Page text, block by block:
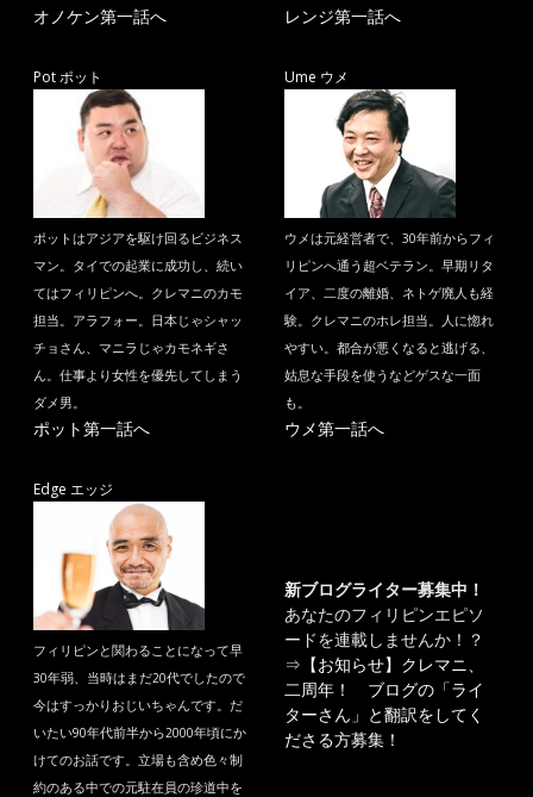
オノケン第一話へ レンジ第一話へ
Pot ポット
ポットはアジアを駆け回るビジネス
マン。タイでの起業に成功し、続い
てはフィリピンへ。クレマニのカモ
担当。アラフォー。日本じゃシャッ
チョさん、マニラじゃカモネギさ
ん。仕事より女性を優先してしまう
ダメ男。
ポット第一話へ
Ume ウメ
ウメは元経営者で、30年前からフィ
リピンへ通う超ベテラン。早期リタ
イア、二度の離婚、ネトゲ廃人も経
験。クレマニのホレ担当。人に惚れ
やすい。都合が悪くなると逃げる、
姑息な手段を使うなどゲスな一面
も。
ウメ第一話へ
Edge エッジ
フィリピンと関わることになって早
30年弱、当時はまだ20代でしたので
今はすっかりおじいちゃんです。だ
いたい90年代前半から2000年頃にか
けてのお話です。立場も含め色々制
約のある中での元駐在員の珍道中を
新ブログライター募集中！
あなたのフィリピンエピソ
ードを連載しませんか！？
⇒ 【お知らせ】クレマニ、
二周年！ ブログの「ライ
ターさん」と翻訳をしてく
ださる方募集！